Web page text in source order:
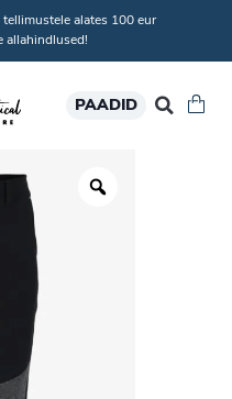
alates 100 eur
allahindlused!
PAADID